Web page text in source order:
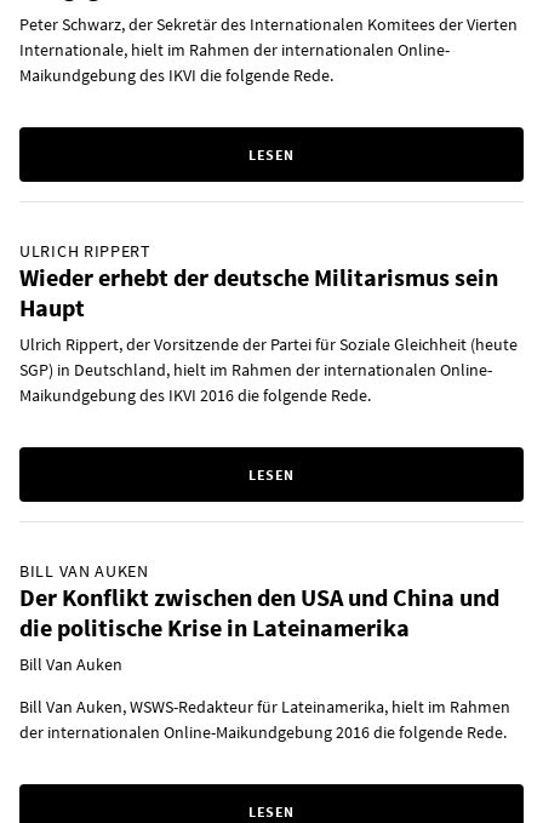
Peter Schwarz, der Sekretär des Internationalen Komitees der Vierten
Internationale, hielt im Rahmen der internationalen Online-
Maikundgebung des IKVI die folgende Rede.
LESEN
ULRICH RIPPERT
Wieder erhebt der deutsche Militarismus sein
Haupt
Ulrich Rippert, der Vorsitzende der Partei für Soziale Gleichheit (heute
SGP) in Deutschland, hielt im Rahmen der internationalen Online-
Maikundgebung des IKVI 2016 die folgende Rede.
LESEN
BILL VAN AUKEN
Der Konflikt zwischen den USA und China und
die politische Krise in Lateinamerika
Bill Van Auken
Bill Van Auken, WSWS-Redakteur für Lateinamerika, hielt im Rahmen
der internationalen Online-Maikundgebung 2016 die folgende Rede.
LESEN